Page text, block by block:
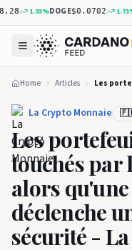
1.93%DOGE$0.0702 1.73%
Home Articles
La Crypto Monnaie
Les
touchés par
alors
déclenche
sécurité -